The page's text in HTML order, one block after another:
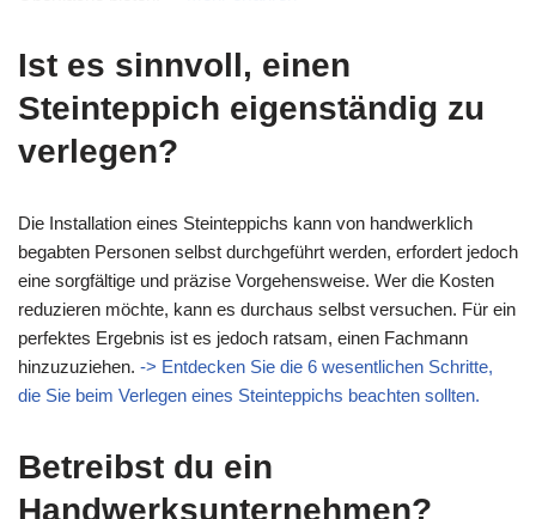
Ist es sinnvoll, einen
Steinteppich eigenständig zu
verlegen?
Die Installation eines Steinteppichs kann von handwerklich
begabten Personen selbst durchgeführt werden, erfordert jedoch
eine sorgfältige und präzise Vorgehensweise. Wer die Kosten
reduzieren möchte, kann es durchaus selbst versuchen. Für ein
perfektes Ergebnis ist es jedoch ratsam, einen Fachmann
hinzuzuziehen. -> Entdecken Sie die 6 wesentlichen Schritte,
die Sie beim Verlegen eines Steinteppichs beachten sollten.
Betreibst du ein
Handwerksunternehmen?